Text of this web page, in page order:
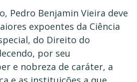
Pedro Benjamin Vieira deve
expoentes da Ciência
do Direito do
por seu
e nobreza de caráter, a